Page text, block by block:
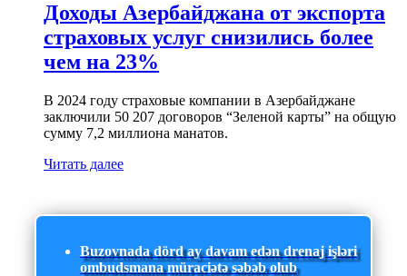
Доходы Азербайджана от экспорта
страховых услуг снизились более
чем на 23%
В 2024 году страховые компании в Азербайджане
заключили 50 207 договоров “Зеленой карты” на общую
сумму 7,2 миллиона манатов.
Читать далее
Buzovnada dörd ay davam edən drenaj işləri
ombudsmana müraciətə səbəb olub